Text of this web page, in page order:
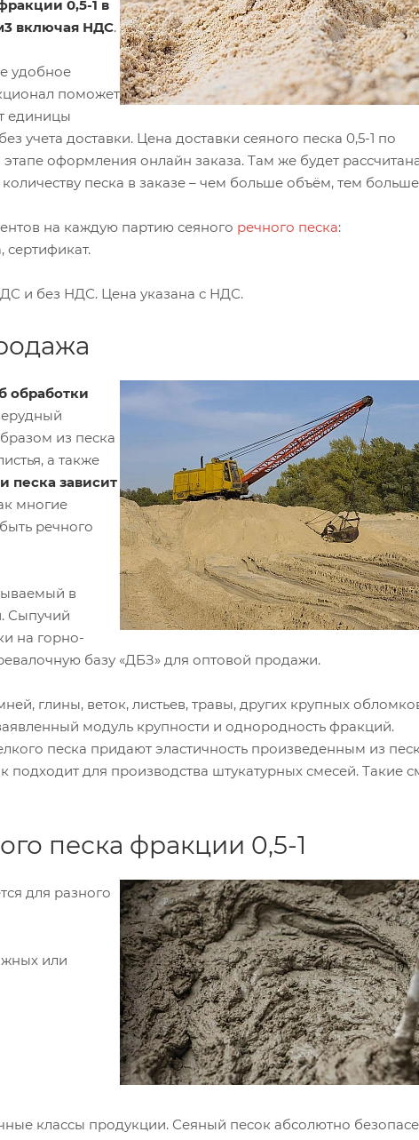
0,5-1 в
включая НДС.
удобное
поможет
единицы
учета доставки. Цена доставки сеяного песка 0,5-1 по
оформления онлайн заказа. Там же будет
песка в заказе – чем больше объём, тем
на каждую партию сеяного речного песка:
сертификат.
и без НДС. Цена указана с НДС.
обработки
из песка
а также
песка зависит
многие
речного
в
Сыпучий
на горно-
базу «ДБЗ» для оптовой продажи.
глины, веток, листьев, травы, других крупных
модуль крупности и однородность фракций.
песка придают эластичность произведенным из
для производства штукатурных смесей. Такие
песка фракции 0,5-1
для разного
или
классы продукции. Сеяный песок абсолютно